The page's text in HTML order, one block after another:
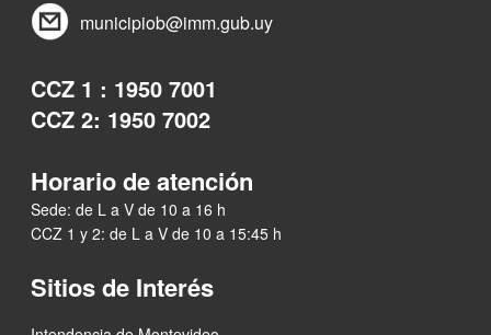
municipiob@imm.gub.uy
CCZ 1 : 1950 7001
CCZ 2: 1950 7002
Horario de atención
Sede: de L a V de 10 a 16 h
CCZ 1 y 2: de L a V de 10 a 15:45 h
Sitios de Interés